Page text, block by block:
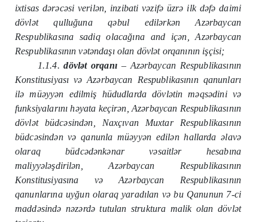
ixtisas dərəcəsi verilən, inzibati vəzifə üzrə ilk dəfə daimi
dövlət qulluğuna qəbul edilərkən Azərbaycan
Respublikasına sadiq olacağına and içən, Azərbaycan
Respublikasının vətəndaşı olan dövlət orqanının işçisi;
1.1.4.dövlət orqanı– Azərbaycan Respublikasının
Konstitusiyası və Azərbaycan Respublikasının qanunları
ilə müəyyən edilmiş hüdudlarda dövlətin məqsədini və
funksiyalarını həyata keçirən, Azərbaycan Respublikasının
dövlət büdcəsindən, Naxçıvan Muxtar Respublikasının
büdcəsindən və qanunla müəyyən edilən hallarda əlavə
olaraq büdcədənkənar vəsaitlər hesabına
maliyyələşdirilən, Azərbaycan Respublikasının
Konstitusiyasına və Azərbaycan Respublikasının
qanunlarına uyğun olaraq yaradılan və bu Qanunun 7-ci
maddəsində nəzərdə tutulan struktura malik olan dövlət